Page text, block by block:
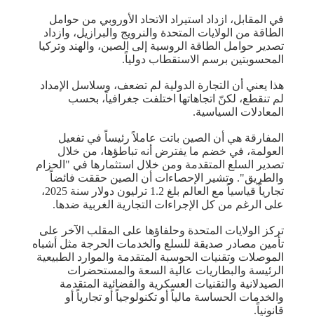
في المقابل، ازداد استيراد الاتحاد الأوروبي من حوامل
الطاقة من الولايات المتحدة والنرويج والبرازيل، وازداد
تصدير حوامل الطاقة الروسية إلى الصين، والهند وتركيا
المحسوبتين برسم الاستقطاب دولياً.
هذا يعني أن التجارة الدولية لم تضعف، وسلاسل الإمداد
لم تنقطع، لكنّ اتجاهاتها اختلفت جغرافياً، بحسب
المعادلات السياسية.
المفارقة هي أن الصين باتت عاملاً رئيساً في تفعيل
العولمة، في خضم ما يفترض أنه تباطؤها، من خلال
تصدير السلع المتقدمة ومن خلال استثمارها في "الحزام
والطريق". وتشير الإحصاءات أن الصين حققت فائضاً
تجارياً قياسياً مع العالم بلغ 1.2 ترليون دولار سنة 2025،
على الرغم من كل الإجراءات التجارية الغربية ضدها.
تركز الولايات المتحدة وحلفاؤها على المقلب الآخر على
تأمين مصادر صديقة للسلع والخدمات الحرجة مثل أشباه
الموصلات وتقنيات الحوسبة المتقدمة والموارد الطبيعية
الرئيسة والبطاريات عالية السعة والمستحضرات
الصيدلانية والتقنيات العسكرية والفضائية المتقدمة
والخدمات الحساسة مالياً أو تكنولوجياً أو تجارياً أو
قانونياً.